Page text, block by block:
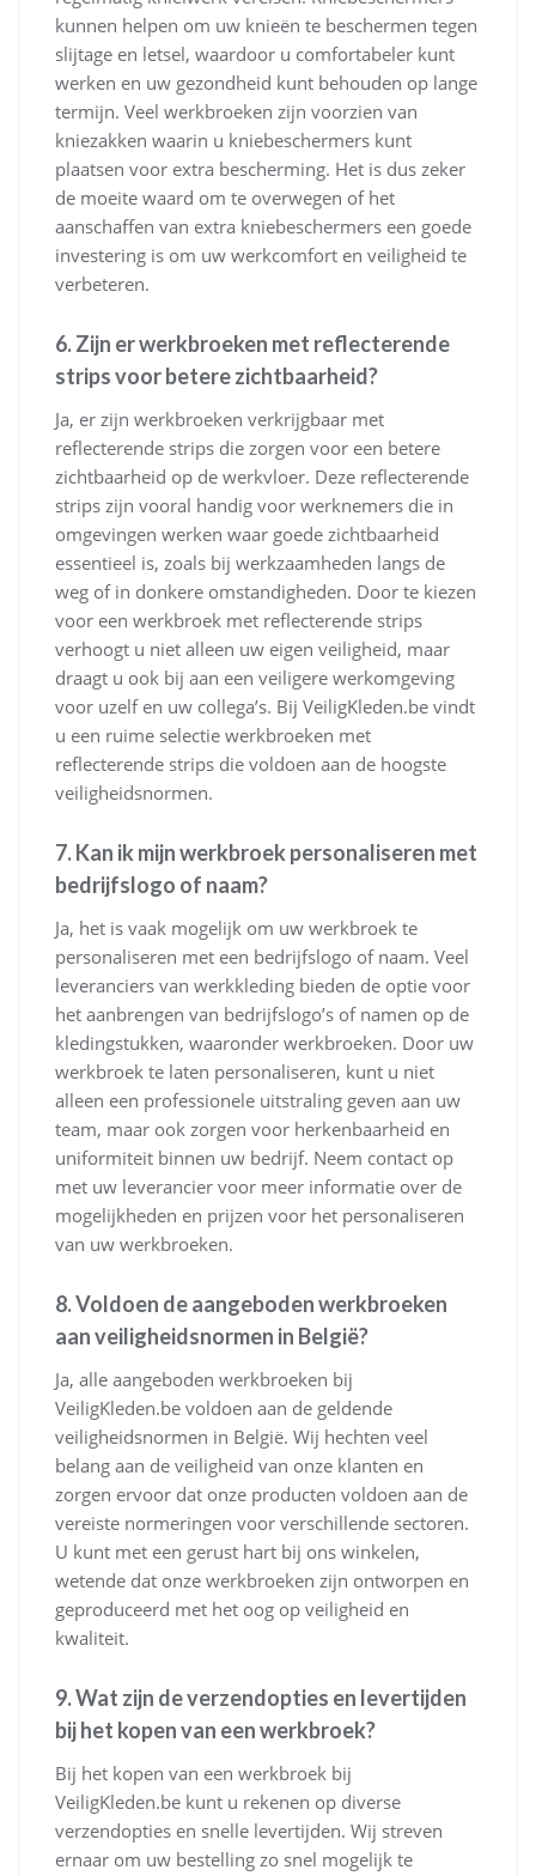
kunnen helpen om uw knieën te beschermen tegen
slijtage en letsel, waardoor u comfortabeler kunt
werken en uw gezondheid kunt behouden op lange
termijn. Veel werkbroeken zijn voorzien van
kniezakken waarin u kniebeschermers kunt
plaatsen voor extra bescherming. Het is dus zeker
de moeite waard om te overwegen of het
aanschaffen van extra kniebeschermers een goede
investering is om uw werkcomfort en veiligheid te
verbeteren.
6. Zijn er werkbroeken met reflecterende
strips voor betere zichtbaarheid?
Ja, er zijn werkbroeken verkrijgbaar met
reflecterende strips die zorgen voor een betere
zichtbaarheid op de werkvloer. Deze reflecterende
strips zijn vooral handig voor werknemers die in
omgevingen werken waar goede zichtbaarheid
essentieel is, zoals bij werkzaamheden langs de
weg of in donkere omstandigheden. Door te kiezen
voor een werkbroek met reflecterende strips
verhoogt u niet alleen uw eigen veiligheid, maar
draagt u ook bij aan een veiligere werkomgeving
voor uzelf en uw collega’s. Bij VeiligKleden.be vindt
u een ruime selectie werkbroeken met
reflecterende strips die voldoen aan de hoogste
veiligheidsnormen.
7. Kan ik mijn werkbroek personaliseren met
bedrijfslogo of naam?
Ja, het is vaak mogelijk om uw werkbroek te
personaliseren met een bedrijfslogo of naam. Veel
leveranciers van werkkleding bieden de optie voor
het aanbrengen van bedrijfslogo’s of namen op de
kledingstukken, waaronder werkbroeken. Door uw
werkbroek te laten personaliseren, kunt u niet
alleen een professionele uitstraling geven aan uw
team, maar ook zorgen voor herkenbaarheid en
uniformiteit binnen uw bedrijf. Neem contact op
met uw leverancier voor meer informatie over de
mogelijkheden en prijzen voor het personaliseren
van uw werkbroeken.
8. Voldoen de aangeboden werkbroeken
aan veiligheidsnormen in België?
Ja, alle aangeboden werkbroeken bij
VeiligKleden.be voldoen aan de geldende
veiligheidsnormen in België. Wij hechten veel
belang aan de veiligheid van onze klanten en
zorgen ervoor dat onze producten voldoen aan de
vereiste normeringen voor verschillende sectoren.
U kunt met een gerust hart bij ons winkelen,
wetende dat onze werkbroeken zijn ontworpen en
geproduceerd met het oog op veiligheid en
kwaliteit.
9. Wat zijn de verzendopties en levertijden
bij het kopen van een werkbroek?
Bij het kopen van een werkbroek bij
VeiligKleden.be kunt u rekenen op diverse
verzendopties en snelle levertijden. Wij streven
ernaar om uw bestelling zo snel mogelijk te